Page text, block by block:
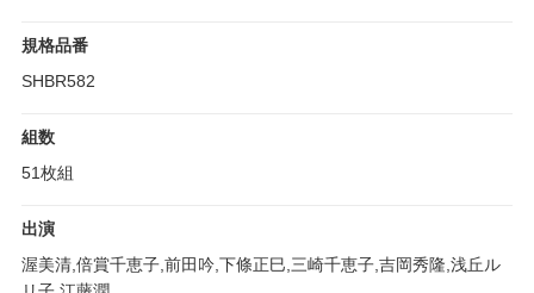
規格品番
SHBR582
組数
51枚組
出演
渥美清,倍賞千恵子,前田吟,下條正巳,三崎千恵子,吉岡秀隆,浅丘ル